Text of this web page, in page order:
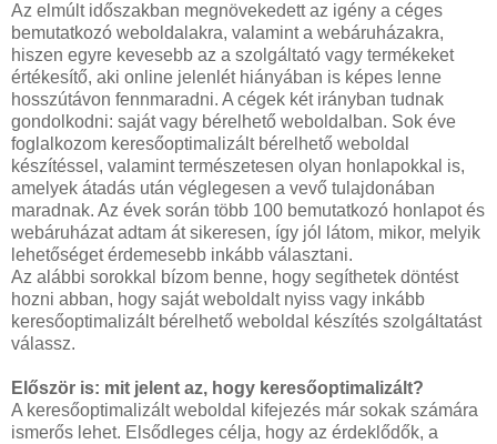
Az elmúlt időszakban megnövekedett az igény a céges
bemutatkozó weboldalakra, valamint a webáruházakra,
hiszen egyre kevesebb az a szolgáltató vagy termékeket
értékesítő, aki online jelenlét hiányában is képes lenne
hosszútávon fennmaradni. A cégek két irányban tudnak
gondolkodni: saját vagy bérelhető weboldalban. Sok éve
foglalkozom keresőoptimalizált bérelhető weboldal
készítéssel, valamint természetesen olyan honlapokkal is,
amelyek átadás után véglegesen a vevő tulajdonában
maradnak. Az évek során több 100 bemutatkozó honlapot és
webáruházat adtam át sikeresen, így jól látom, mikor, melyik
lehetőséget érdemesebb inkább választani.
Az alábbi sorokkal bízom benne, hogy segíthetek döntést
hozni abban, hogy saját weboldalt nyiss vagy inkább
keresőoptimalizált bérelhető weboldal készítés szolgáltatást
válassz.
Először is: mit jelent az, hogy keresőoptimalizált?
A keresőoptimalizált weboldal kifejezés már sokak számára
ismerős lehet. Elsődleges célja, hogy az érdeklődők, a